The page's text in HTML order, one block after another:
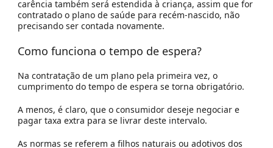
carência também será estendida à criança, assim que for
contratado o plano de saúde para recém-nascido, não
precisando ser contada novamente.
Como funciona o tempo de espera?
Na contratação de um plano pela primeira vez, o
cumprimento do tempo de espera se torna obrigatório.
A menos, é claro, que o consumidor deseje negociar e
pagar taxa extra para se livrar deste intervalo.
As normas se referem a filhos naturais ou adotivos dos